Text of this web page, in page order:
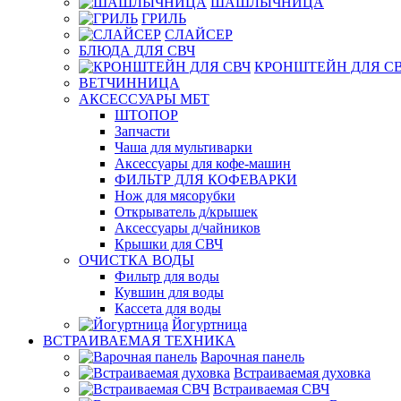
ГРИЛЬ
СЛАЙСЕР
БЛЮДА ДЛЯ СВЧ
КРОНШТЕЙН ДЛЯ
ВЕТЧИННИЦА
АКСЕССУАРЫ МБТ
ШТОПОР
Запчасти
Чаша для мультиварки
Аксессуары для кофе-машин
ФИЛЬТР ДЛЯ КОФЕВАРКИ
Нож для мясорубки
Открыватель д/крышек
Аксессуары д/чайников
Крышки для СВЧ
ОЧИСТКА ВОДЫ
Фильтр для воды
Кувшин для воды
Кассета для воды
Йогуртница
ВСТРАИВАЕМАЯ ТЕХНИКА
Варочная панель
Встраиваемая духовка
Встраиваемая СВЧ